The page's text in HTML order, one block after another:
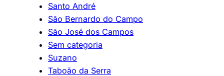
Santo André
São Bernardo do Campo
São José dos Campos
Sem categoria
Suzano
Taboão da Serra